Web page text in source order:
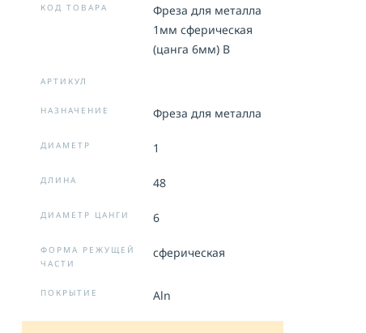
КОД ТОВАРА
Фреза для металла
1мм сферическая
(цанга 6мм) B
АРТИКУЛ
НАЗНАЧЕНИЕ Фреза для металла
ДИАМЕТР 1
ДЛИНА 48
ДИАМЕТР ЦАНГИ 6
ФОРМА РЕЖУЩЕЙ
ЧАСТИ
сферическая
ПОКРЫТИЕ Aln